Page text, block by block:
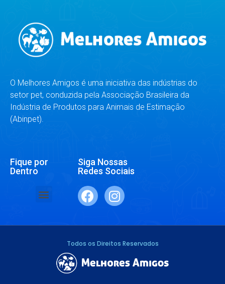
O Melhores Amigos é uma iniciativa das indústrias do
setor pet, conduzida pela Associação Brasileira da
Indústria de Produtos para Animais de Estimação
(Abinpet).
Fique por
Dentro
Siga Nossas
Redes Sociais
Todos os Direitos Reservados